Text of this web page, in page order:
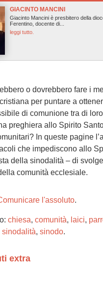
GIACINTO MANCINI
Giacinto Mancini è presbitero della
Ferentino, docente di...
leggi tutto.
o dovrebbero fare i
per puntare a
di comunione tra di
preghiera allo Spirito
In queste pagine
che impediscono allo
della sinodalità – di
comunità ecclesiale.
l'assoluto.
chiesa, comunità, laici,
sinodalità, sinodo.
extra